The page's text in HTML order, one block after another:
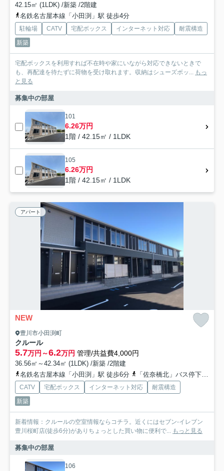
42.15㎡ (1LDK) /新築 /2階建
名鉄名古屋本線「小田渕」駅 徒歩4分
駐輪場 CATV 宅配ボックス インターネット対応
耐震構造
新築
宅配ボックスを利用すれば不在時や家にいながら対応できないときで
も、再配達を待たずに荷物を受け取れます。収納はシューズボッ... もっ
と見る
募集中の部屋
101
6.26万円
1階 / 42.15㎡ / 1LDK
105
6.26万円
1階 / 42.15㎡ / 1LDK
アパート
NEW
豊川市小田渕町
クルール
5.7万円～6.2万円 管理/共益費4,000円
36.56㎡～42.34㎡ (1LDK) /新築 /2階建
名鉄名古屋本線「小田渕」駅 徒歩6分
「佐奈橋北」バス停下車 徒歩2分
CATV 宅配ボックス インターネット対応
耐震構造
新築
新着情報：クルールの空室情報ならコチラ。近くにはセブン-イレブン
豊川桜町店(徒歩6分)がありちょっとした買い物に便利で... もっと見る
募集中の部屋
106